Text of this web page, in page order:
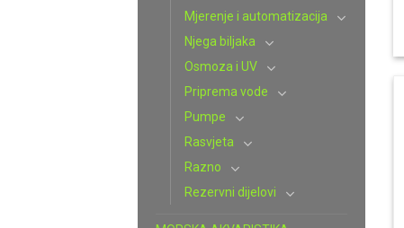
Mjerenje i automatizacija
Njega biljaka
Osmoza i UV
Priprema vode
Pumpe
Rasvjeta
Razno
Rezervni dijelovi